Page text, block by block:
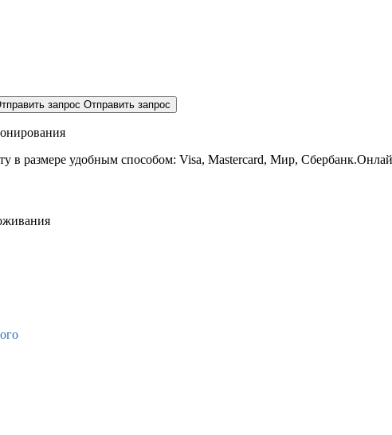
запрос Отправить запрос
в размере удобным способом: Visa, Mastercard, Мир,